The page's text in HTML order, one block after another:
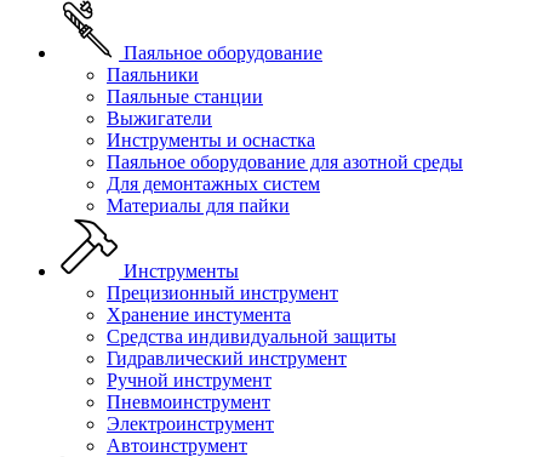
Паяльное оборудование
Паяльники
Паяльные станции
Выжигатели
Инструменты и оснастка
Паяльное оборудование для азотной среды
Для демонтажных систем
Материалы для пайки
Инструменты
Прецизионный инструмент
Хранение инстумента
Средства индивидуальной защиты
Гидравлический инструмент
Ручной инструмент
Пневмоинструмент
Электроинструмент
Автоинструмент